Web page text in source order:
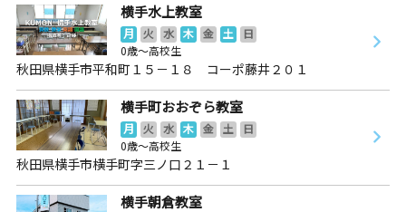
横手水上教室
月 火 水 木 金 土
日
0歳～高校生
秋田県横手市平和町１５－１８ コーポ藤井２０１
横手町おおぞら教室
月 火 水 木 金 土
日
0歳～高校生
秋田県横手市横手町字三ノ口２１－１
横手朝倉教室